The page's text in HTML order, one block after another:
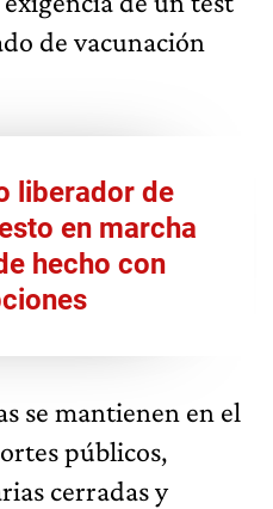
de vacunación
liberador de
en marcha
hecho con
se mantienen en el
públicos,
cerradas y